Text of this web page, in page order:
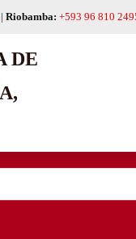
| Riobamba: +593 96 810